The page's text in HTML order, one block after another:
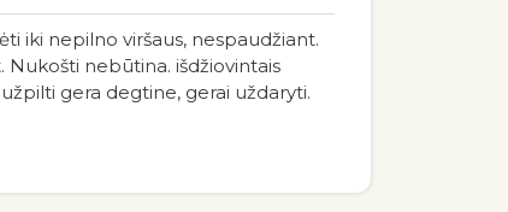
iki nepilno viršaus, nespaudžiant.
Nukošti nebūtina. išdžiovintais
gera degtine, gerai uždaryti.